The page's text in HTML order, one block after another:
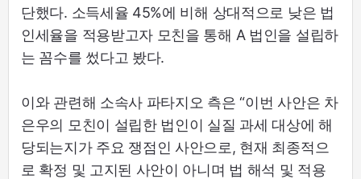
단했다. 소득세율 45%에 비해 상대적으로 낮은 법
인세율을 적용받고자 모친을 통해 A 법인을 설립하
는 꼼수를 썼다고 봤다.
이와 관련해 소속사 파타지오 측은 “이번 사안은 차
은우의 모친이 설립한 법인이 실질 과세 대상에 해
당되는지가 주요 쟁점인 사안으로, 현재 최종적으
로 확정 및 고지된 사안이 아니며 법 해석 및 적용